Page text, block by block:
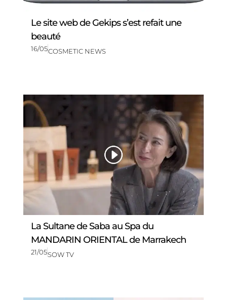
Le site web de Gekips s’est refait une
beauté
16/05COSMETIC NEWS
La Sultane de Saba au Spa du
MANDARIN ORIENTAL de Marrakech
21/05SOW TV